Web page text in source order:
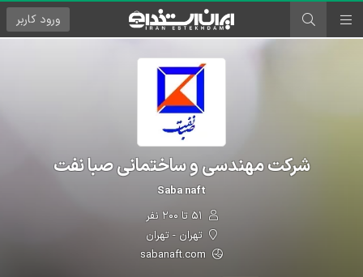
ورود کاربر
شرکت مهندسی و ساختمانی صبا نفت
Saba naft
تهران - تهران